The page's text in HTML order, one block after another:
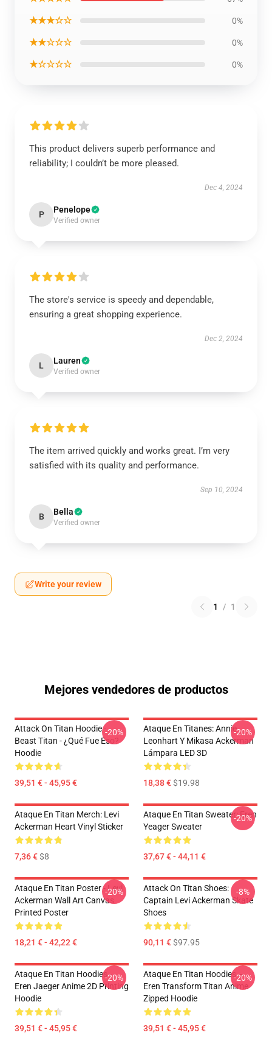
★★★☆☆ 0%
★★☆☆☆ 0%
★☆☆☆☆ 0%
This product delivers superb performance and
reliability; I couldn’t be more pleased.
Dec 4, 2024
P Penelope
Verified owner
The store's service is speedy and dependable,
ensuring a great shopping experience.
Dec 2, 2024
L Lauren
Verified owner
The item arrived quickly and works great. I’m very
satisfied with its quality and performance.
Sep 10, 2024
B Bella
Verified owner
Write your review
1 / 1
Mejores vendedores de productos
Attack On Titan Hoodie -
Beast Titan - ¿Qué Fue Eso?
Hoodie
39,51 € - 45,95 €
-20%
Ataque En Titanes: Annie
Leonhart Y Mikasa Ackerman
Lámpara LED 3D
18,38 €$19.98
-20%
Ataque En Titan Merch: Levi
Ackerman Heart Vinyl Sticker
7,36 €$8
Ataque En Titan Sweater: Eren
Yeager Sweater
37,67 € - 44,11 €
-20%
Ataque En Titan Poster - Levi
Ackerman Wall Art Canvas
Printed Poster
18,21 € - 42,22 €
-20%
Attack On Titan Shoes:
Captain Levi Ackerman Skate
Shoes
90,11 €$97.95
-8%
Ataque En Titan Hoodies -
Eren Jaeger Anime 2D Printing
Hoodie
39,51 € - 45,95 €
-20%
Ataque En Titan Hoodies –
Eren Transform Titan Anime
Zipped Hoodie
39,51 € - 45,95 €
-20%